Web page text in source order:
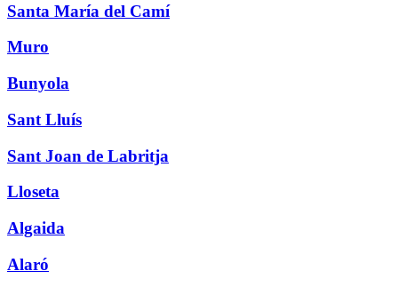
Santa María del Camí
Muro
Bunyola
Sant Lluís
Sant Joan de Labritja
Lloseta
Algaida
Alaró